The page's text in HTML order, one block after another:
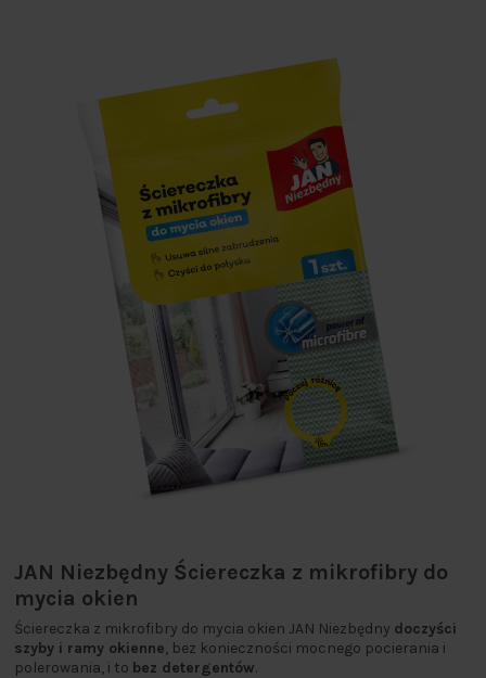
JAN Niezbędny Ściereczka z mikrofibry do
mycia okien
Ściereczka z mikrofibry do mycia okien JAN Niezbędny doczyści
szyby i ramy okienne, bez konieczności mocnego pocierania i
polerowania, i to bez detergentów.